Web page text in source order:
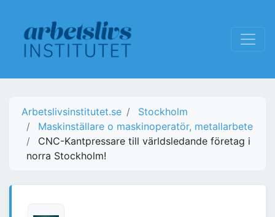
Arbetslivsinstitutet.se
Stockholm
Maskinställare o maskinoperatör, metallarbete
CNC-Kantpressare till världsledande företag i
norra Stockholm!